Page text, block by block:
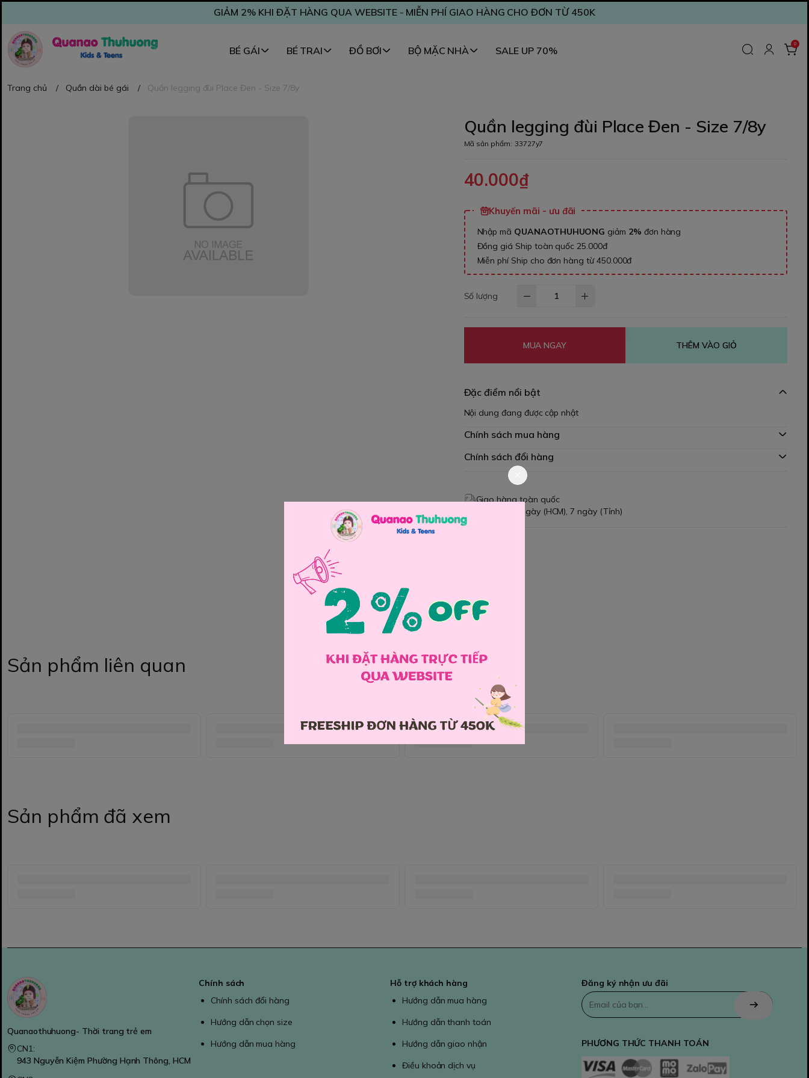
GIẢM 2% KHI ĐẶT HÀNG QUA WEBSITE - MIỄN PHÍ GIAO HÀNG CHO ĐƠN TỪ 450K
BÉ GÁI BÉ TRAI ĐỒ BƠI BỘ MẶC NHÀ SALE UP 70%
0
Trang chủ / Quần dài bé gái / Quần legging đùi Place Đen - Size 7/8y
Quần legging đùi Place Đen - Size 7/8y
Mã sản phẩm: 33727y7
40.000₫
Khuyến mãi - ưu đãi
Nhập mã QUANAOTHUHUONG giảm 2% đơn hàng
Đồng giá Ship toàn quốc 25.000đ
Miễn phí Ship cho đơn hàng từ 450.000đ
Số lượng
MUA NGAY THÊM VÀO GIỎ
Đặc điểm nổi bật
Nội dung đang được cập nhật
Chính sách mua hàng
Chính sách đổi hàng
Giao hàng toàn quốc
Đổi hàng 3 ngày (HCM), 7 ngày (Tỉnh)
Sản phẩm liên quan
Sản phẩm đã xem
Quanaothuhuong- Thời trang trẻ em
CN1:
943 Nguyễn Kiệm Phường Hạnh Thông, HCM
Chính sách
Chính sách đổi hàng
Hướng dẫn chọn size
Hướng dẫn mua hàng
Hỗ trợ khách hàng
Hướng dẫn mua hàng
Hướng dẫn thanh toán
Hướng dẫn giao nhận
Điều khoản dịch vụ
Đăng ký nhận ưu đãi
PHƯƠNG THỨC THANH TOÁN